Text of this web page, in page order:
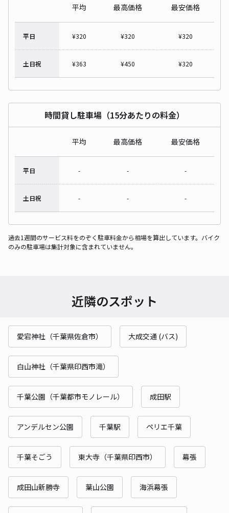
平均 最高価格 最安価格
平日 ¥320 ¥320 ¥320
土日祝 ¥363 ¥450 ¥320
時間貸し駐車場（15分あたりの料金）
平均 最高価格 最安価格
平日 - - -
土日祝 - - -
過去1週間のサービス料をのぞく駐車料金から相場を算出しています。バイク
のみの駐車場は集計対象に含まれていません。
近隣のスポット
愛宕神社（千葉県佐倉市） 大成交通 (バス)
白山神社（千葉県印西市滝）
千葉公園（千葉都市モノレール） 成田駅
アンデルセン公園 千葉駅 ペリエ千葉
千葉そごう 東大寺（千葉県印西市） 幕張
成田山新勝寺 葉山公園 海浜幕張